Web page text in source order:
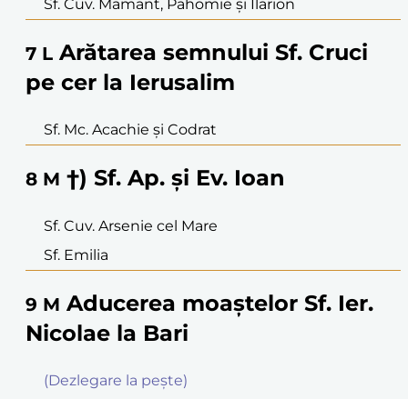
Sf. Cuv. Mamant, Pahomie şi Ilarion
7 L Arătarea semnului Sf. Cruci
pe cer la Ierusalim
Sf. Mc. Acachie şi Codrat
8 M †) Sf. Ap. şi Ev. Ioan
Sf. Cuv. Arsenie cel Mare
Sf. Emilia
9 M Aducerea moaştelor Sf. Ier.
Nicolae la Bari
(Dezlegare la peşte)